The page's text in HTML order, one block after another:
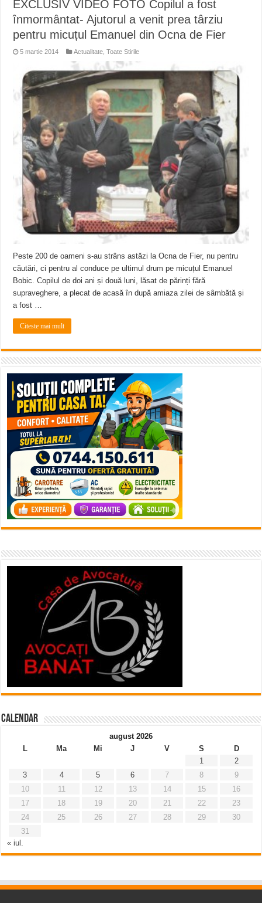
EXCLUSIV VIDEO FOTO Copilul a fost
înmormântat- Ajutorul a venit prea târziu
pentru micuțul Emanuel din Ocna de Fier
5 martie 2014 Actualitate ,Toate Stirile
Peste 200 de oameni s-au strâns astăzi la Ocna de Fier, nu pentru
căutări, ci pentru al conduce pe ultimul drum pe micuțul Emanuel
Bobic. Copilul de doi ani și două luni, lăsat de părinți fără
supraveghere, a plecat de acasă în după amiaza zilei de sâmbătă și
a fost …
Citeste mai mult
Calendar
august 2026
L
Ma Mi J V S
D
1
2
3
4 5 6 7 8
9
10
11 12 13 14 15
16
17
18 19 20 21 22
23
24
25 26 27 28 29
30
31
« iul.